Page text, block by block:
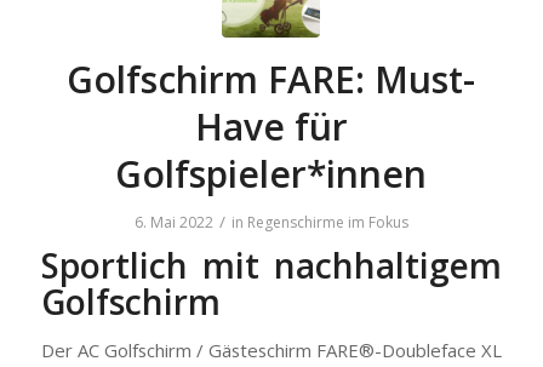
Golfschirm FARE: Must-
Have für
Golfspieler*innen
6. Mai 2022 / in Regenschirme im Fokus
Sportlich mit nachhaltigem
Golfschirm
Der AC Golfschirm / Gästeschirm FARE®-Doubleface XL